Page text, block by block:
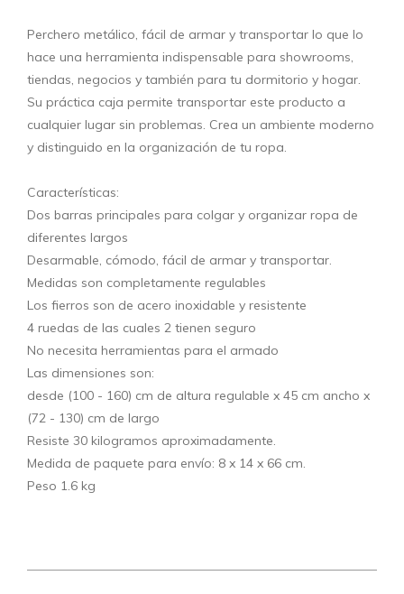
Perchero metálico, fácil de armar y transportar lo que lo
hace una herramienta indispensable para showrooms,
tiendas, negocios y también para tu dormitorio y hogar.
Su práctica caja permite transportar este producto a
cualquier lugar sin problemas. Crea un ambiente moderno
y distinguido en la organización de tu ropa.
Características:
Dos barras principales para colgar y organizar ropa de
diferentes largos
Desarmable, cómodo, fácil de armar y transportar.
Medidas son completamente regulables
Los fierros son de acero inoxidable y resistente
4 ruedas de las cuales 2 tienen seguro
No necesita herramientas para el armado
Las dimensiones son:
desde (100 - 160) cm de altura regulable x 45 cm ancho x
(72 - 130) cm de largo
Resiste 30 kilogramos aproximadamente.
Medida de paquete para envío: 8 x 14 x 66 cm.
Peso 1.6 kg